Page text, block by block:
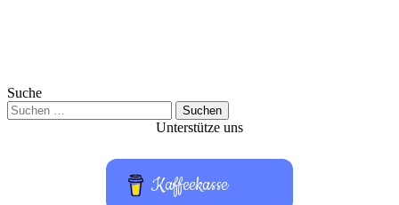
Suche
Suchen
nach:
Unterstütze uns
Kaffeekasse